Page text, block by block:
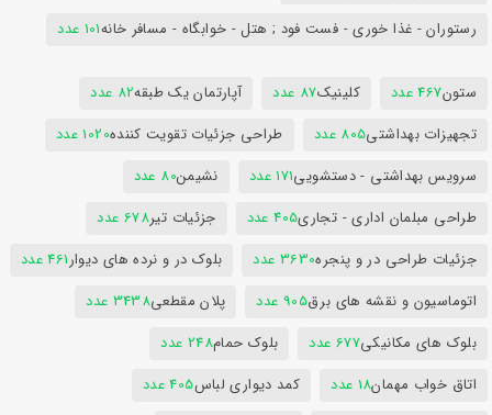
رستوران - غذا خوری - فست فود ; هتل - خوابگاه - مسافر خانه101 عدد
ستون467 عدد کلینیک87 عدد آپارتمان یک طبقه82 عدد
تجهیزات بهداشتی805 عدد طراحی جزئیات تقویت کننده1020 عدد
سرویس بهداشتی - دستشویی171 عدد نشیمن80 عدد
طراحی مبلمان اداری - تجاری405 عدد جزئیات تیر678 عدد
جزئیات طراحی در و پنجره3630 عدد بلوک در و نرده های دیوار461 عدد
اتوماسیون و نقشه های برق905 عدد پلان مقطعی3438 عدد
بلوک های مکانیکی677 عدد بلوک حمام248 عدد
اتاق خواب مهمان18 عدد کمد دیواری لباس405 عدد